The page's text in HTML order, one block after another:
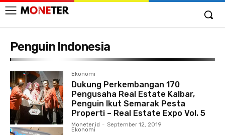
Penguin Indonesia
Ekonomi
Dukung Perkembangan 170
Pengusaha Real Estate Kalbar,
Penguin Ikut Semarak Pesta
Properti – Real Estate Expo Vol. 5
Moneter.id - September 12, 2019
Ekonomi